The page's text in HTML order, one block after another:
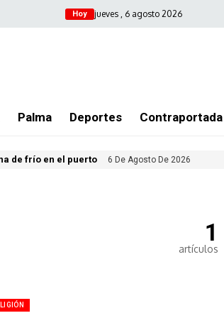
Hoy jueves , 6 agosto 2026
Palma Deportes Contraportada
de frío en el puerto 6 De Agosto De 2026
1
artículos